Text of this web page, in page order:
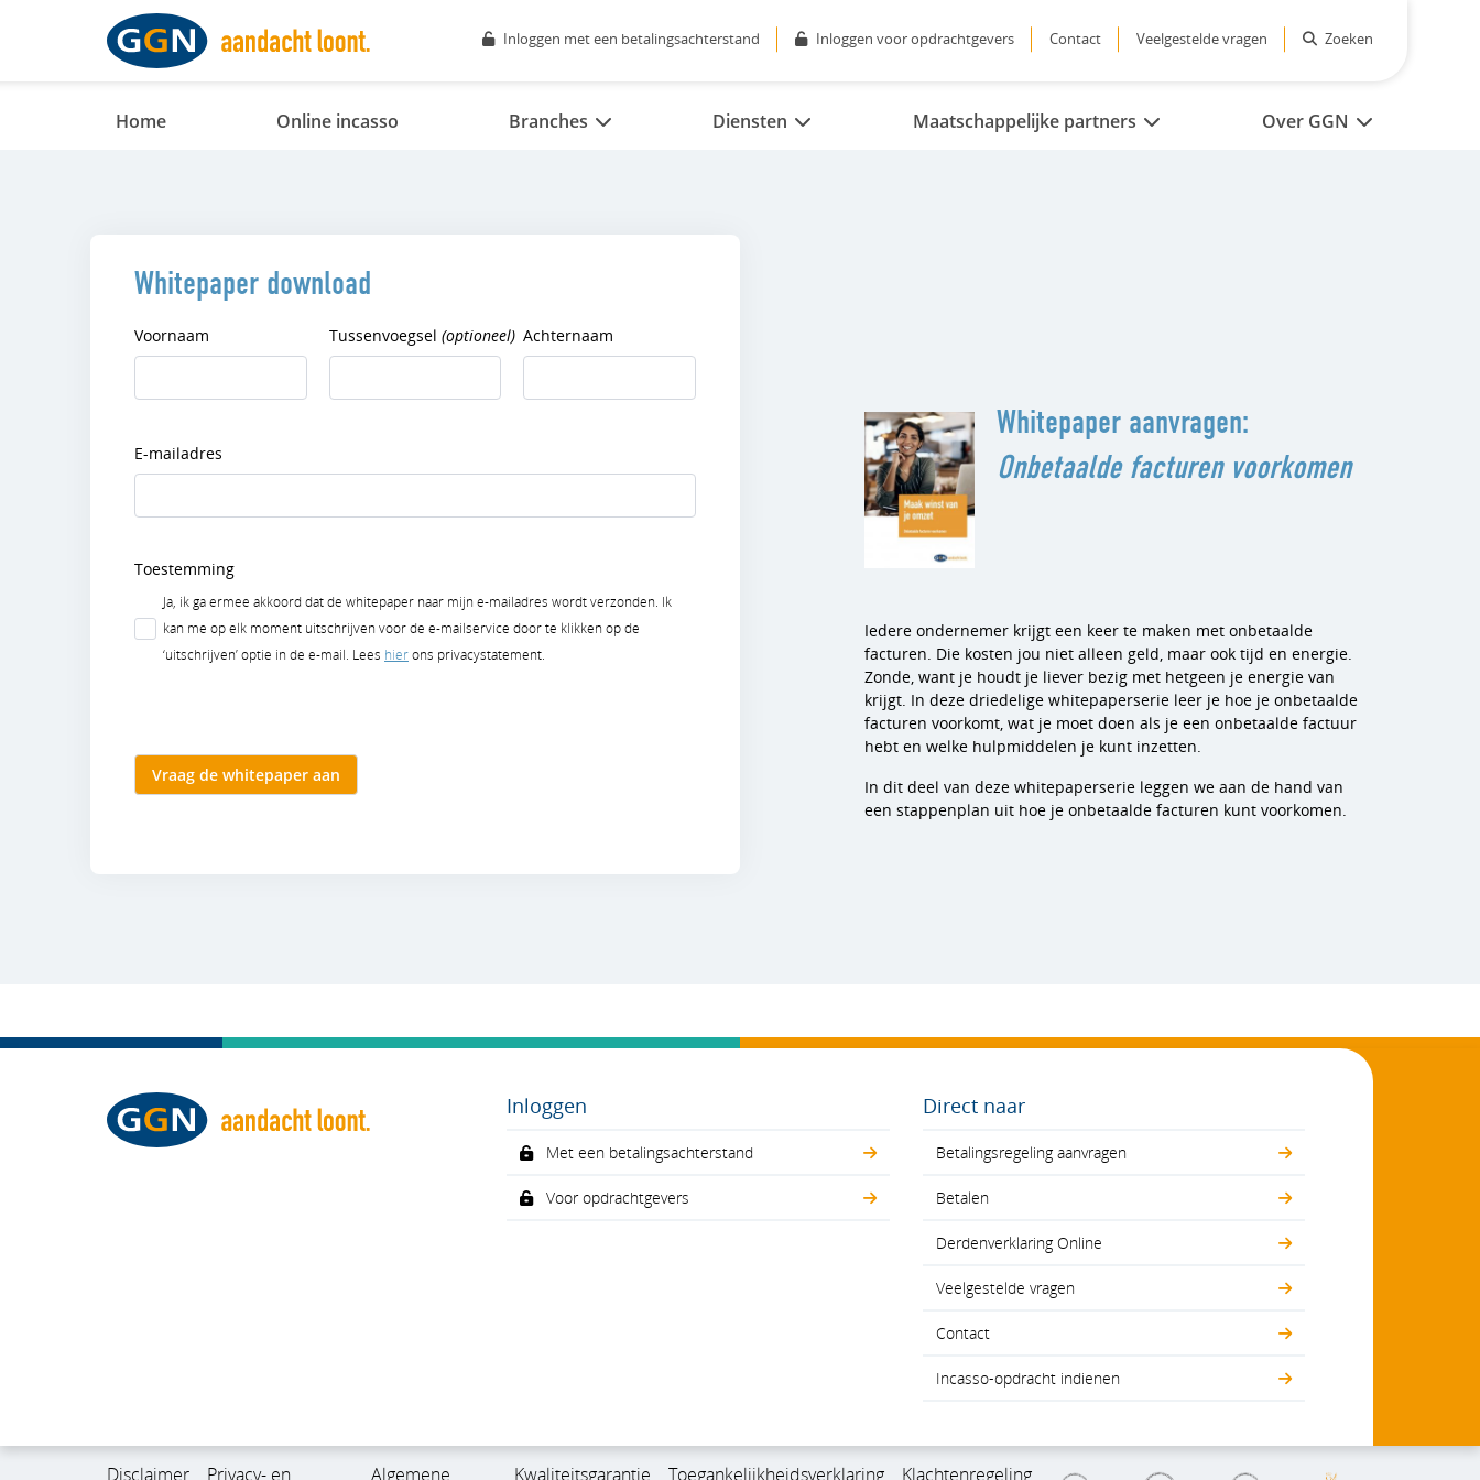
Inloggen met een betalingsachterstand Inloggen voor opdrachtgevers Contact Veelgestelde vragen Zoeken
Home Online incasso Branches Diensten Maatschappelijke partners Over GGN
Whitepaper download
Voornaam Tussenvoegsel (optioneel) Achternaam
E-mailadres
Toestemming
Ja, ik ga ermee akkoord dat de whitepaper naar mijn e-mailadres wordt verzonden. Ik
kan me op elk moment uitschrijven voor de e-mailservice door te klikken op de
‘uitschrijven’ optie in de e-mail. Lees hierons privacystatement.
Whitepaper aanvragen:
Onbetaalde facturen voorkomen
Iedere ondernemer krijgt een keer te maken met onbetaalde
facturen. Die kosten jou niet alleen geld, maar ook tijd en energie.
Zonde, want je houdt je liever bezig met hetgeen je energie van
krijgt. In deze driedelige whitepaperserie leer je hoe je onbetaalde
facturen voorkomt, wat je moet doen als je een onbetaalde factuur
hebt en welke hulpmiddelen je kunt inzetten.
In dit deel van deze whitepaperserie leggen we aan de hand van
een stappenplan uit hoe je onbetaalde facturen kunt voorkomen.
Inloggen
Met een betalingsachterstand
Voor opdrachtgevers
Direct naar
Betalingsregeling aanvragen
Betalen
Derdenverklaring Online
Veelgestelde vragen
Contact
Incasso-opdracht indienen
Disclaimer Privacy- en Algemene Kwaliteitsgarantie Toegankelijkheidsverklaring Klachtenregeling